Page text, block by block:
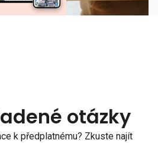
otázky
k předplatnému? Zkuste najít